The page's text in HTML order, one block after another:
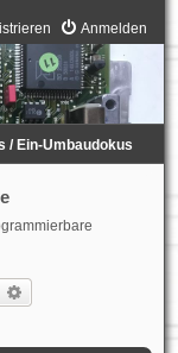
Anmelden
/ Ein-Umbaudokus
Suche